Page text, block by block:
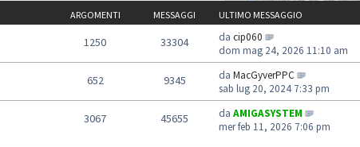
ARGOMENTI MESSAGGI ULTIMO MESSAGGIO
1250 33304 da cip060
dom mag 24, 2026 11:10 am
652 9345 da MacGyverPPC
sab lug 20, 2024 7:33 pm
3067 45655 da AMIGASYSTEM
mer feb 11, 2026 7:06 pm